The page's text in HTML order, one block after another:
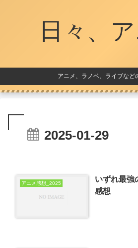
日々、
アニメ、ラノベ、ライブなど
2025-01-29
アニメ感想_2025
いずれ最強
感想